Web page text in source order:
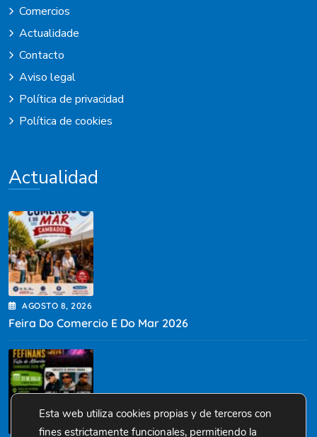
Comercios
Actualidade
Contacto
Aviso legal
Política de privacidad
Política de cookies
Actualidad
AGOSTO 8, 2026
Feira Do Comercio E Do Mar 2026
Esta web utiliza cookies propias y de terceros con
fines estrictamente funcionales, permitiendo la